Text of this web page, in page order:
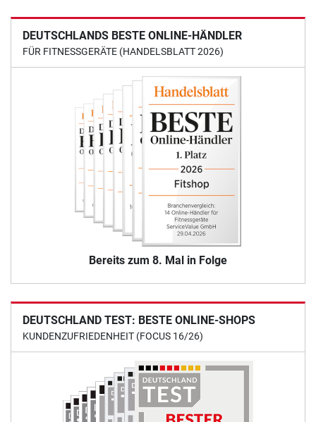
DEUTSCHLANDS BESTE ONLINE-HÄNDLER
FÜR FITNESSGERÄTE (HANDELSBLATT 2026)
Bereits zum 8. Mal in Folge
DEUTSCHLAND TEST: BESTE ONLINE-SHOPS
KUNDENZUFRIEDENHEIT (FOCUS 16/26)